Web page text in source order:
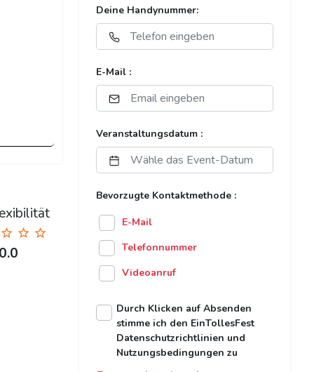
Deine Handynummer:
E-Mail :
Veranstaltungsdatum :
Bevorzugte Kontaktmethode :
E-Mail
Telefonnummer
Videoanruf
Durch Klicken auf Absenden
stimme ich den EinTollesFest
Datenschutzrichtlinien und
Nutzungsbedingungen zu